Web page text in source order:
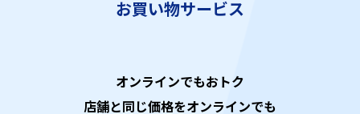
お買い物サービス
オンラインでもおトク
店舗と同じ価格をオンラインでも